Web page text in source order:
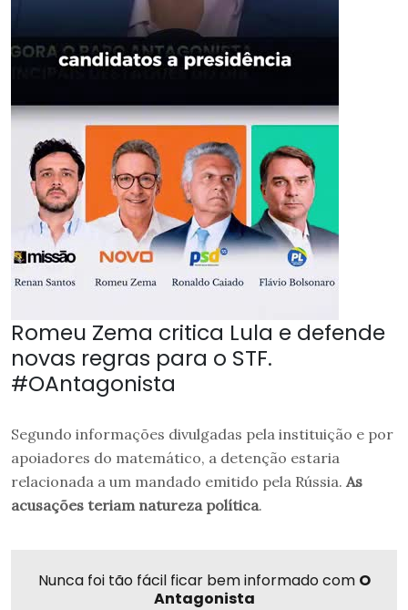
Romeu Zema critica Lula e defende
novas regras para o STF.
#OAntagonista
Segundo informações divulgadas pela instituição e por
apoiadores do matemático, a detenção estaria
relacionada a um mandado emitido pela Rússia. As
acusações teriam natureza política.
Nunca foi tão fácil ficar bem informado com O
Antagonista